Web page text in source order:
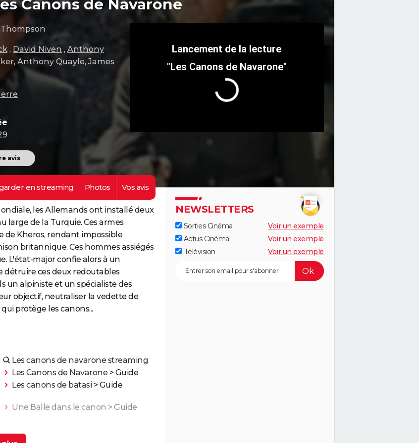
Canons de Navarone
"Les Canons de Navarone"
Thompson
, David Niven , Anthony
Anthony Quayle, James
avis
enstreaming Photos Vos avis
les Allemands ont installé deux
large de la Turquie. Ces armes
de Kheros, rendant impossible
britannique. Ces hommes assiégés
L'état-major confie alors à un
détruire ces deux redoutables
un alpiniste et un spécialiste des
objectif, neutraliser la vedette de
protège les canons...
Les canons de navarone streaming
Les Canons de Navarone > Guide
Les canons de batasi> Guide
Une Balle dans le canon > Guide
NEWSLETTERS
Sorties Cinéma
Voir un exemple
Actus Cinéma
Voir un exemple
Télévision
Voir un exemple